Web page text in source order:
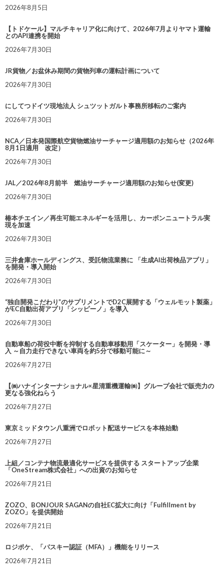
2026年8月5日
【トドケール】マルチキャリア化に向けて、2026年7月よりヤマト運輸
とのAPI連携を開始
2026年7月30日
JR貨物／お盆休み期間の貨物列車の運転計画について
2026年7月30日
にしてつドイツ現地法人 シュツットガルト事務所移転のご案内
2026年7月30日
NCA／日本発国際航空貨物燃油サーチャージ適用額のお知らせ（2026年
8月1日適用 改定）
2026年7月30日
JAL／2026年8月前半 燃油サーチャージ適用額のお知らせ(変更)
2026年7月30日
椿本チエイン／再生可能エネルギーを活用し、カーボンニュートラル実
現を加速
2026年7月30日
三井倉庫ホールディングス、受託物流業務に 「生成AI出荷検品アプリ」
を開発・導入開始
2026年7月30日
“独自開発こだわり”のサプリメントでD2C展開する「ウェルモット製薬」
がEC自動出荷アプリ「シッピーノ」を導入
2026年7月30日
自動車船の荷役中断を抑制する自動車移動用「スケーター」を開発・導
入 ～自力走行できない車両を約5分で移動可能に～
2026年7月27日
【㈱ハナインターナショナル×星清重機運輸㈱】グループ会社で販売力の
更なる強化ねらう
2026年7月27日
東京ミッドタウン八重洲でロボット配送サービスを本格始動
2026年7月27日
上組／コンテナ物流最適化サービスを提供する スタートアップ企業
「OneStream株式会社」への出資のお知らせ
2026年7月21日
ZOZO、BONJOUR SAGANの自社EC拡大に向け「Fulfillment by
ZOZO」を提供開始
2026年7月21日
ロジポケ、「パスキー認証（MFA）」機能をリリース
2026年7月21日